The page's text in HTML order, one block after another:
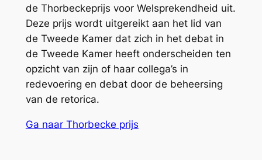
de Thorbeckeprijs voor Welsprekendheid uit.
Deze prijs wordt uitgereikt aan het lid van
de Tweede Kamer dat zich in het debat in
de Tweede Kamer heeft onderscheiden ten
opzicht van zijn of haar collega’s in
redevoering en debat door de beheersing
van de retorica.
Ga naar Thorbecke prijs